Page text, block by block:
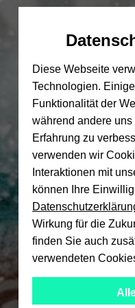
Diese Webseite
Technologien.
Funktionalität der
während andere
Erfahrung zu
verwenden wir
Interaktionen mit
können Ihre
Wirkung für die
finden Sie auch
verwendeten